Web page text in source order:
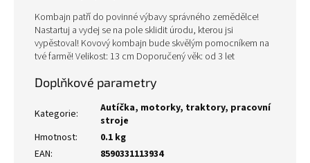
Kombajn patří do povinné výbavy správného zemědělce!
Nastartuj a vydej se na pole sklidit úrodu, kterou jsi
vypěstoval! Kovový kombajn bude skvělým pomocníkem na
tvé farmě! Velikost: 13 cm Doporučený věk: od 3 let
Doplňkové parametry
Kategorie:
Autíčka, motorky, traktory, pracovní
stroje
Hmotnost:
0.1 kg
EAN:
8590331113934